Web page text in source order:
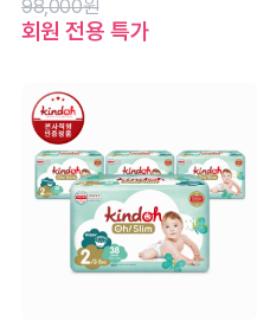
98,000원
회원 전용 특가